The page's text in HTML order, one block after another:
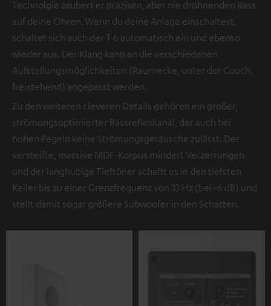
Technolgie zaubert er präzisen, aber nie dröhnenden Bass
auf deine Ohren. Wenn du deine Anlage einschaltest,
schaltet sich auch der T 6 automatisch ein und ebenso
wieder aus. Der Klang kann an die verschiedenen
Aufstellungsmöglichkeiten (Raumecke, unter der Couch,
freistehend) angepasst werden.
Zu den weiteren cleveren Details gehören ein großer,
strömungsoptimierter Bassreflexkanal, der auch bei
hohen Pegeln keine Strömungsgeräusche zulässt. Der
versteifte, massive MDF-Korpus mindert Verzerrungen
und der langhubige Tieftöner schafft es in den tiefsten
Keller bis zu einer Grenzfrequenz von 33 Hz (bei -6 dB) und
stellt damit sogar größere Subwoofer in den Schatten.